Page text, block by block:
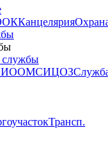
ОККанцелярия
службы
ОМСИЦОЗ
Трансп.